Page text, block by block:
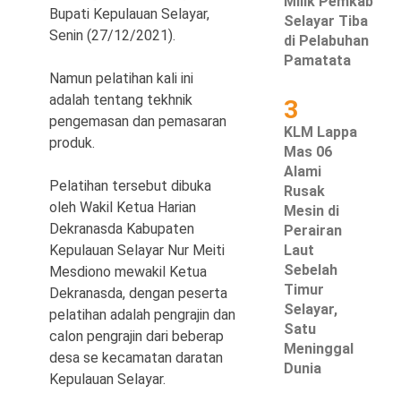
Tekno
Copyright
Waspada
Theme
Bupati Kepulauan Selayar,
Senin (27/12/2021).
Namun pelatihan kali ini
adalah tentang tekhnik
pengemasan dan pemasaran
produk.
Pelatihan tersebut dibuka
oleh Wakil Ketua Harian
Dekranasda Kabupaten
Kepulauan Selayar Nur Meiti
Mesdiono mewakil Ketua
Dekranasda, dengan peserta
pelatihan adalah pengrajin dan
calon pengrajin dari beberap
desa se kecamatan daratan
Kepulauan Selayar.
Selayar Tiba
di Pelabuhan
Pamatata
3
KLM Lappa
Mas 06
Alami
Rusak
Mesin di
Perairan
Laut
Sebelah
Timur
Selayar,
Satu
Meninggal
Dunia